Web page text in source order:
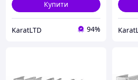
Купити
KaratLTD 94%